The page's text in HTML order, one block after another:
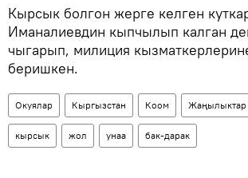
Кырсык болгон жерге келген
Иманалиевдин кыпчылып калган
чыгарып, милиция
беришкен.
Окуялар Кыргызстан Коом Жаңылыктар
кырсык жол унаа бак-дарак